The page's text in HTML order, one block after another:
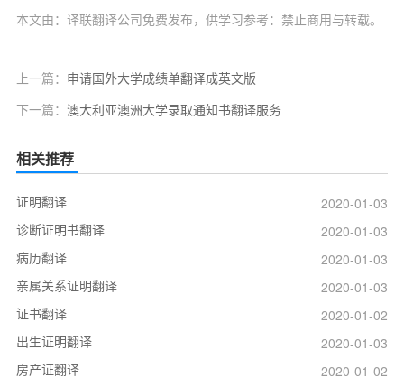
本文由：译联翻译公司免费发布，供学习参考：禁止商用与转载。
上一篇： 申请国外大学成绩单翻译成英文版
下一篇： 澳大利亚澳洲大学录取通知书翻译服务
相关推荐
证明翻译
2020-01-03
诊断证明书翻译
2020-01-03
病历翻译
2020-01-03
亲属关系证明翻译
2020-01-03
证书翻译
2020-01-02
出生证明翻译
2020-01-03
房产证翻译
2020-01-02